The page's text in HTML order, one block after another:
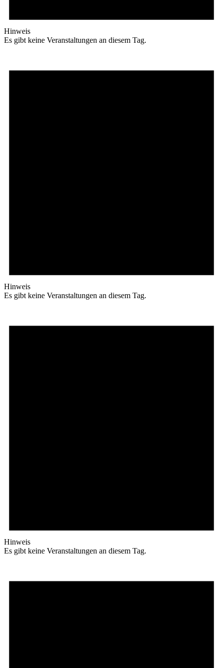
Hinweis
Es gibt keine Veranstaltungen an diesem Tag.
Hinweis
Es gibt keine Veranstaltungen an diesem Tag.
Hinweis
Es gibt keine Veranstaltungen an diesem Tag.